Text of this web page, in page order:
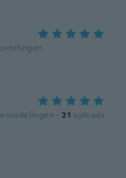
· 21 uploads